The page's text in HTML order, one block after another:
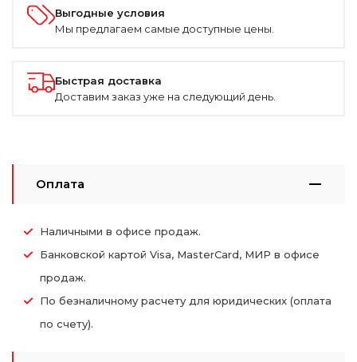
Выгодные условия
Мы предлагаем самые доступные цены.
Быстрая доставка
Доставим заказ уже на следующий день.
Оплата
Наличными в офисе продаж.
Банковской картой Visa, MasterCard, МИР в офисе
продаж.
По безналичному расчету для юридических (оплата
по счету).